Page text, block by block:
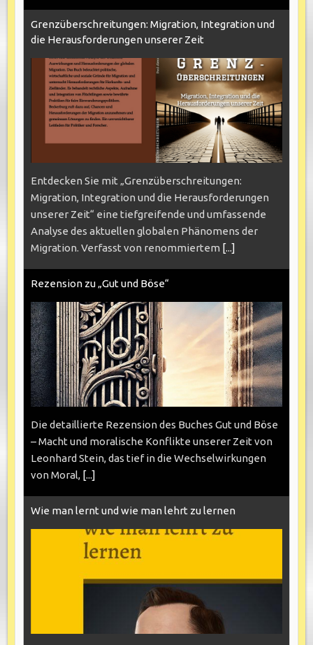
Grenzüberschreitungen: Migration, Integration und
die Herausforderungen unserer Zeit
Entdecken Sie mit „Grenzüberschreitungen:
Migration, Integration und die Herausforderungen
unserer Zeit“ eine tiefgreifende und umfassende
Analyse des aktuellen globalen Phänomens der
Migration. Verfasst von renommiertem [...]
Rezension zu „Gut und Böse“
Die detaillierte Rezension des Buches Gut und Böse
– Macht und moralische Konflikte unserer Zeit von
Leonhard Stein, das tief in die Wechselwirkungen
von Moral, [...]
Wie man lernt und wie man lehrt zu lernen